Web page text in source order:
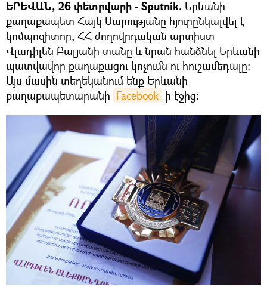
ԵՐԵՎԱՆ, 26 փետրվարի - Sputnik. Երևանի
քաղաքապետ Հայկ Մարությանը հյուրընկալվել է
կոմպոզիտոր, ՀՀ ժողովրդական արտիստ
Վլադիլեն Բալյանի տանը և նրան հանձնել Երևանի
պատվավոր քաղաքացու կոչումն ու հուշամեդալը:
Այս մասին տեղեկանում ենք Երևանի
քաղաքապետարանի Facebook -ի էջից։